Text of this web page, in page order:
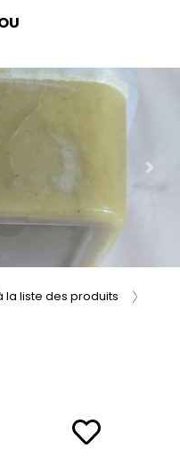
Next
la liste des produits